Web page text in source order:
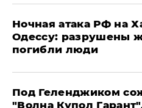
​Ночная атака РФ на
Одессу: разрушены
погибли люди
Под Геленджиком
"Волна Купол